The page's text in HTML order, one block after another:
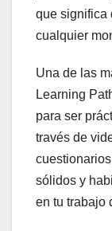
que significa
cualquier
Una de las
Learning
para ser
través de
sólidos y
en tu trabajo